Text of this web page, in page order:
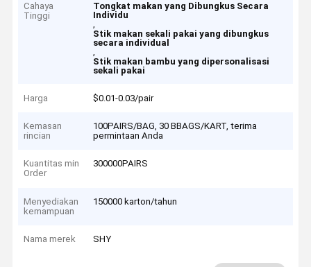
Cahaya
Tinggi
Tongkat makan yang Dibungkus Secara
Individu
,
Stik makan sekali pakai yang dibungkus
secara individual
,
Stik makan bambu yang dipersonalisasi
sekali pakai
Harga $0.01-0.03/pair
Kemasan
rincian
100PAIRS/BAG, 30 BBAGS/KART, terima
permintaan Anda
Kuantitas min
Order
300000PAIRS
Menyediakan
kemampuan
150000 karton/tahun
Nama merek SHY